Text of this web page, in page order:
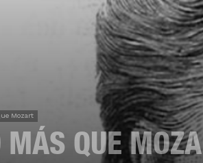
Mozart
MÁS QUE